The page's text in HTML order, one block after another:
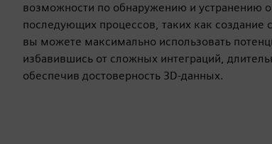
возможности по обнаружению и устранению
последующих процессов, таких как создание
вы можете максимально использовать
избавившись от сложных интеграций,
обеспечив достоверность 3D-данных.